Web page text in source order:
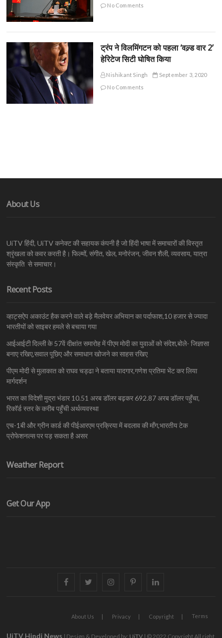
No Comments
ट्रंप ने विलमिंगटन को पहला ‘वल्र्ड वार 2’
हेरिटेज सिटी घोषित किया
Nishikant Singh
September 3, 2020
No Comments
About Us
UiTV हिंदी, UiTV कनेक्ट की सहायक कंपनी है जो हिंदी भाषा में समाचारों की विस्तृत
श्रृंखला को कवर करती है। फिल्मों, संगीत, खेल, मनोरंजन, जीवन शैली, व्यवसाय, यात्रा
संस्कृति से समाचार।
Recent Posts
व्हाट्सऐप अकाउंट हैक करने वाले बड़े मैलवेयर अभियान का पर्दाफाश,10 हजार से ज्यादा
भारतीयों को साइबर हमले से बचाया गया
आईआईटी दिल्ली के 57वें दीक्षांत समारोह में पीएम मोदी का युवाओं को संदेश,बोले- जिज्ञासा
बनाए रखिए,सवाल पूछिए और समाधान खोजने का साहस रखिए
पीएम मोदी से मुलाकात को राघव चड्ढा ने बताया यादगार,गणेश प्रतिमा भेंट कर लिया
मार्गदर्शन
भारत का विदेशी मुद्रा भंडार 10.51 अरब डॉलर बढ़कर 692.87 अरब डॉलर पहुँचा,
रिकॉर्ड स्तर के करीब पहुँची अर्थव्यवस्था
एच-1बी और ग्रीन कार्ड की पीईआरएम प्रक्रिया में बदलाव की माँग,भारतीय टेक
प्रोफेशनल्स पर पड़ सकता है असर
Weather Report
Get Our App
facebook twitter instagrampinterestlinkedin
About Us Privacy Copyright Terms
UiTV Hindi News | Design & Developed by: UiTV | © 2022 Copyright All right